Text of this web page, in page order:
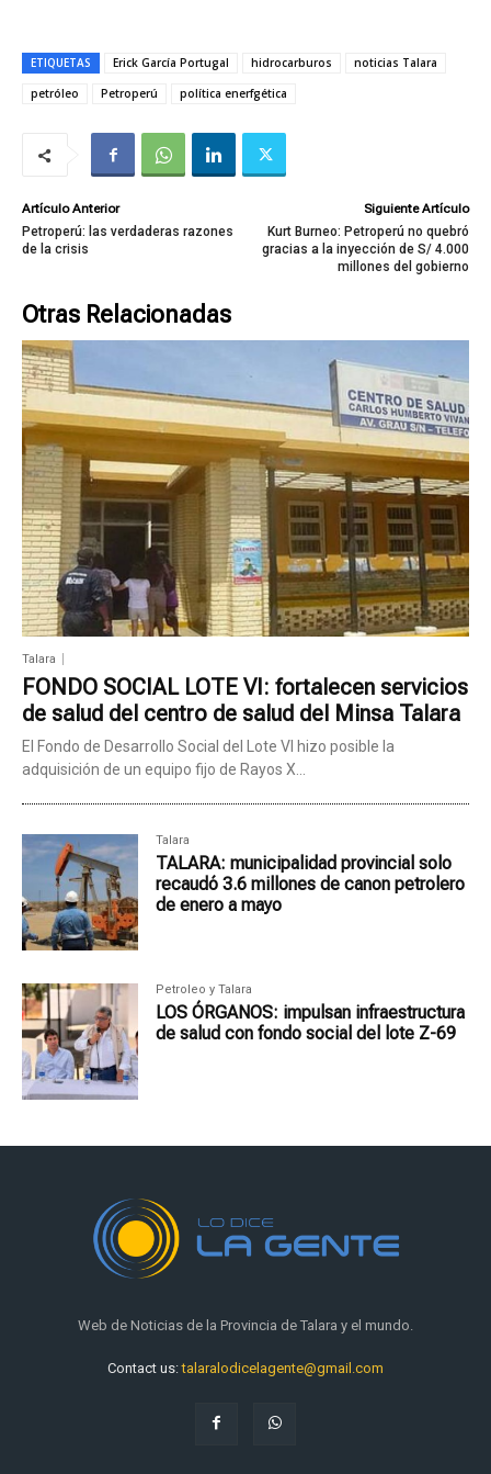
ETIQUETAS Erick García Portugal hidrocarburos
noticias Talara
petróleo
Petroperú política enerfgética
Artículo Anterior
Petroperú: las verdaderas razones
de la crisis
Siguiente Artículo
Kurt Burneo: Petroperú no quebró
gracias a la inyección de S/ 4.000
millones del gobierno
Otras Relacionadas
Talara
FONDO SOCIAL LOTE VI: fortalecen servicios
de salud del centro de salud del Minsa Talara
El Fondo de Desarrollo Social del Lote VI hizo posible la
adquisición de un equipo fijo de Rayos X...
Talara
TALARA: municipalidad provincial solo
recaudó 3.6 millones de canon petrolero
de enero a mayo
Petroleo y Talara
LOS ÓRGANOS: impulsan infraestructura
de salud con fondo social del lote Z-69
Web de Noticias de la Provincia de Talara y el mundo.
Contact us:talaralodicelagente@gmail.com